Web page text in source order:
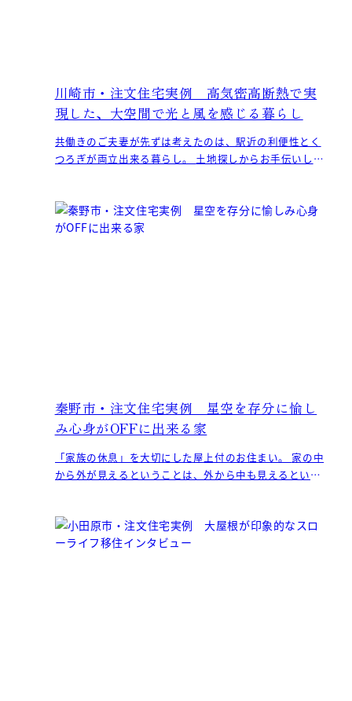
川崎市・注文住宅実例 高気密高断熱で実
現した、大空間で光と風を感じる暮らし
共働きのご夫妻が先ずは考えたのは、駅近の利便性とく
つろぎが両立出来る暮らし。 土地探しからお手伝いし、
秦野市・注文住宅実例 星空を存分に愉し
み心身がOFFに出来る家
「家族の休息」を大切にした屋上付のお住まい。 家の中
から外が見えるということは、外から中も見えるという